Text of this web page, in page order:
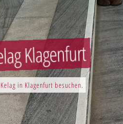
in Klagenfurt besuchen.
Klagenfurt